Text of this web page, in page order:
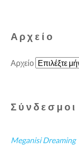
Αρχείο
Αρχείο
Σύνδεσμοι
Meganisi Dreaming